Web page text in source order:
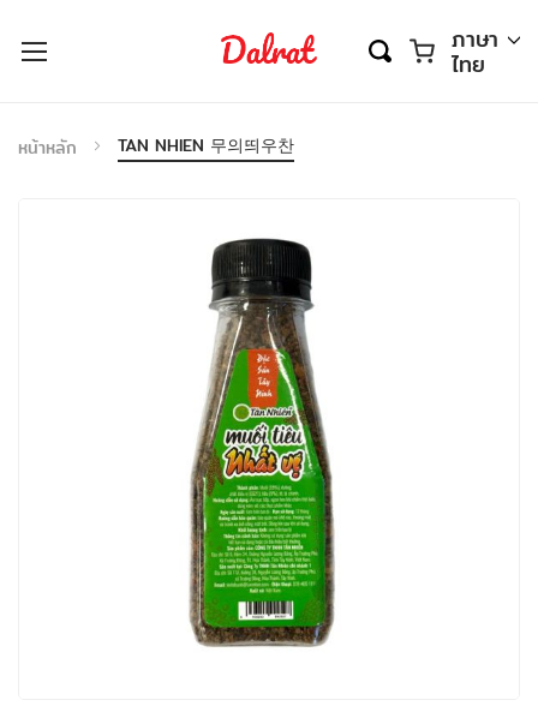
ตะกร้าภาษา
ไทย
หน้าหลัก TAN NHIEN 무의띄우찬